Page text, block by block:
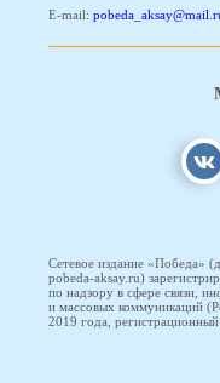
E-mail:
Сетевое издание «Победа»
pobeda-aksay.ru)
по надзору в сфере связи,
и массовых коммуникаций
2019 года,